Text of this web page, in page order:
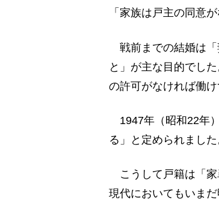
「家族は戸主の同意
戦前までの結婚は「
と」が主な目的でし
の許可がなければ働
1947年（昭和22年
る」と定められまし
こうして戸籍は「家
現代においてもいま